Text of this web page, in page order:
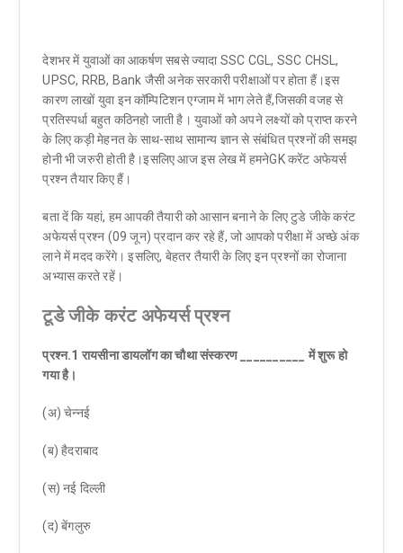
देशभर में युवाओं का आकर्षण सबसे ज्यादा SSC CGL, SSC CHSL,
UPSC, RRB, Bank जैसी अनेक सरकारी परीक्षाओं पर होता हैं।इस
कारण लाखों युवा इन कॉम्पिटिशन एग्जाम में भाग लेते हैं,जिसकी वजह से
प्रतिस्पर्धा बहुत कठिनहो जाती है। युवाओं को अपने लक्ष्यों को प्राप्त करने
के लिए कड़ी मेहनत के साथ-साथ सामान्य ज्ञान से संबंधित प्रश्नों की समझ
होनी भी जरुरी होती है।इसलिए आज इस लेख में हमनेGK करेंट अफेयर्स
प्रश्न तैयार किए हैं।
बता दें कि यहां, हम आपकी तैयारी को आसान बनाने के लिए टुडे जीके करंट
अफेयर्स प्रश्न (09 जून) प्रदान कर रहे हैं, जो आपको परीक्षा में अच्छे अंक
लाने में मदद करेंगे। इसलिए, बेहतर तैयारी के लिए इन प्रश्नों का रोजाना
अभ्यास करते रहें।
टूडे जीके करंट अफेयर्स प्रश्न
प्रश्न.1 रायसीना डायलॉग का चौथा संस्करण __________ में शुरू हो
गया है।
(अ) चेन्नई
(ब) हैदराबाद
(स) नई दिल्ली
(द) बेंगलुरु